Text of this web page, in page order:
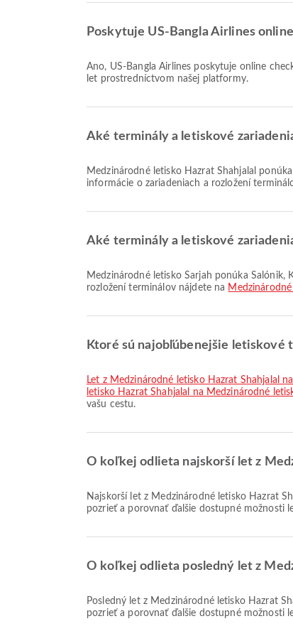
Poskytuje US-Bangla Airlines
Áno, US-Bangla Airlines poskytuje online check-in na let z Medzinárodné letisko Hazrat Shahjalal do Medzinárodné letisko Šarjah, čo vám umožňuje pohodlne sa odbaviť na váš
let prostredníctvom našej platformy.
Aké terminály a letiskové
Medzinárodné letisko Hazrat Shahjalal ponúka Bankové služby/ATM, Čakacia zóna, Kúpeľňa na fajčenie a množstvo ďalších služieb na zlepšenie vášho cestovania. Podrobné
informácie o zariadeniach a rozložení
Aké terminály a letiskové
Medzinárodné letisko Šarjah ponúka Salónik, Kyvadlová doprava, Stravovanie a množstvo ďalších služieb na zlepšenie vášho cestovania. Podrobné informácie o zariadeniach a
rozložení terminálov nájdete na
Ktoré sú najobľúbenejšie letiskové
let z Medzinárodné letisko Hazrat Shahjalal
letisko Hazrat Shahjalal na Medzinárodné
vašu cestu.
O koľkej odlieta najskorší let z
Najskorší let z Medzinárodné letisko Hazrat Shahjalal do Medzinárodné letisko Šarjah so spoločnosťou US-Bangla Airlines odlieta o 21:00. Tento letový poriadok si môžete
pozrieť a porovnať ďalšie dostupné možnosti
O koľkej odlieta posledný let z
Posledný let z Medzinárodné letisko Hazrat Shahjalal do Medzinárodné letisko Šarjah so spoločnosťou US-Bangla Airlines odlieta o 21:40. Tento letový poriadok si môžete
pozrieť a porovnať ďalšie dostupné možnosti